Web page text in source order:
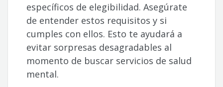
específicos de elegibilidad. Asegúrate
de entender estos requisitos y si
cumples con ellos. Esto te ayudará a
evitar sorpresas desagradables al
momento de buscar servicios de salud
mental.